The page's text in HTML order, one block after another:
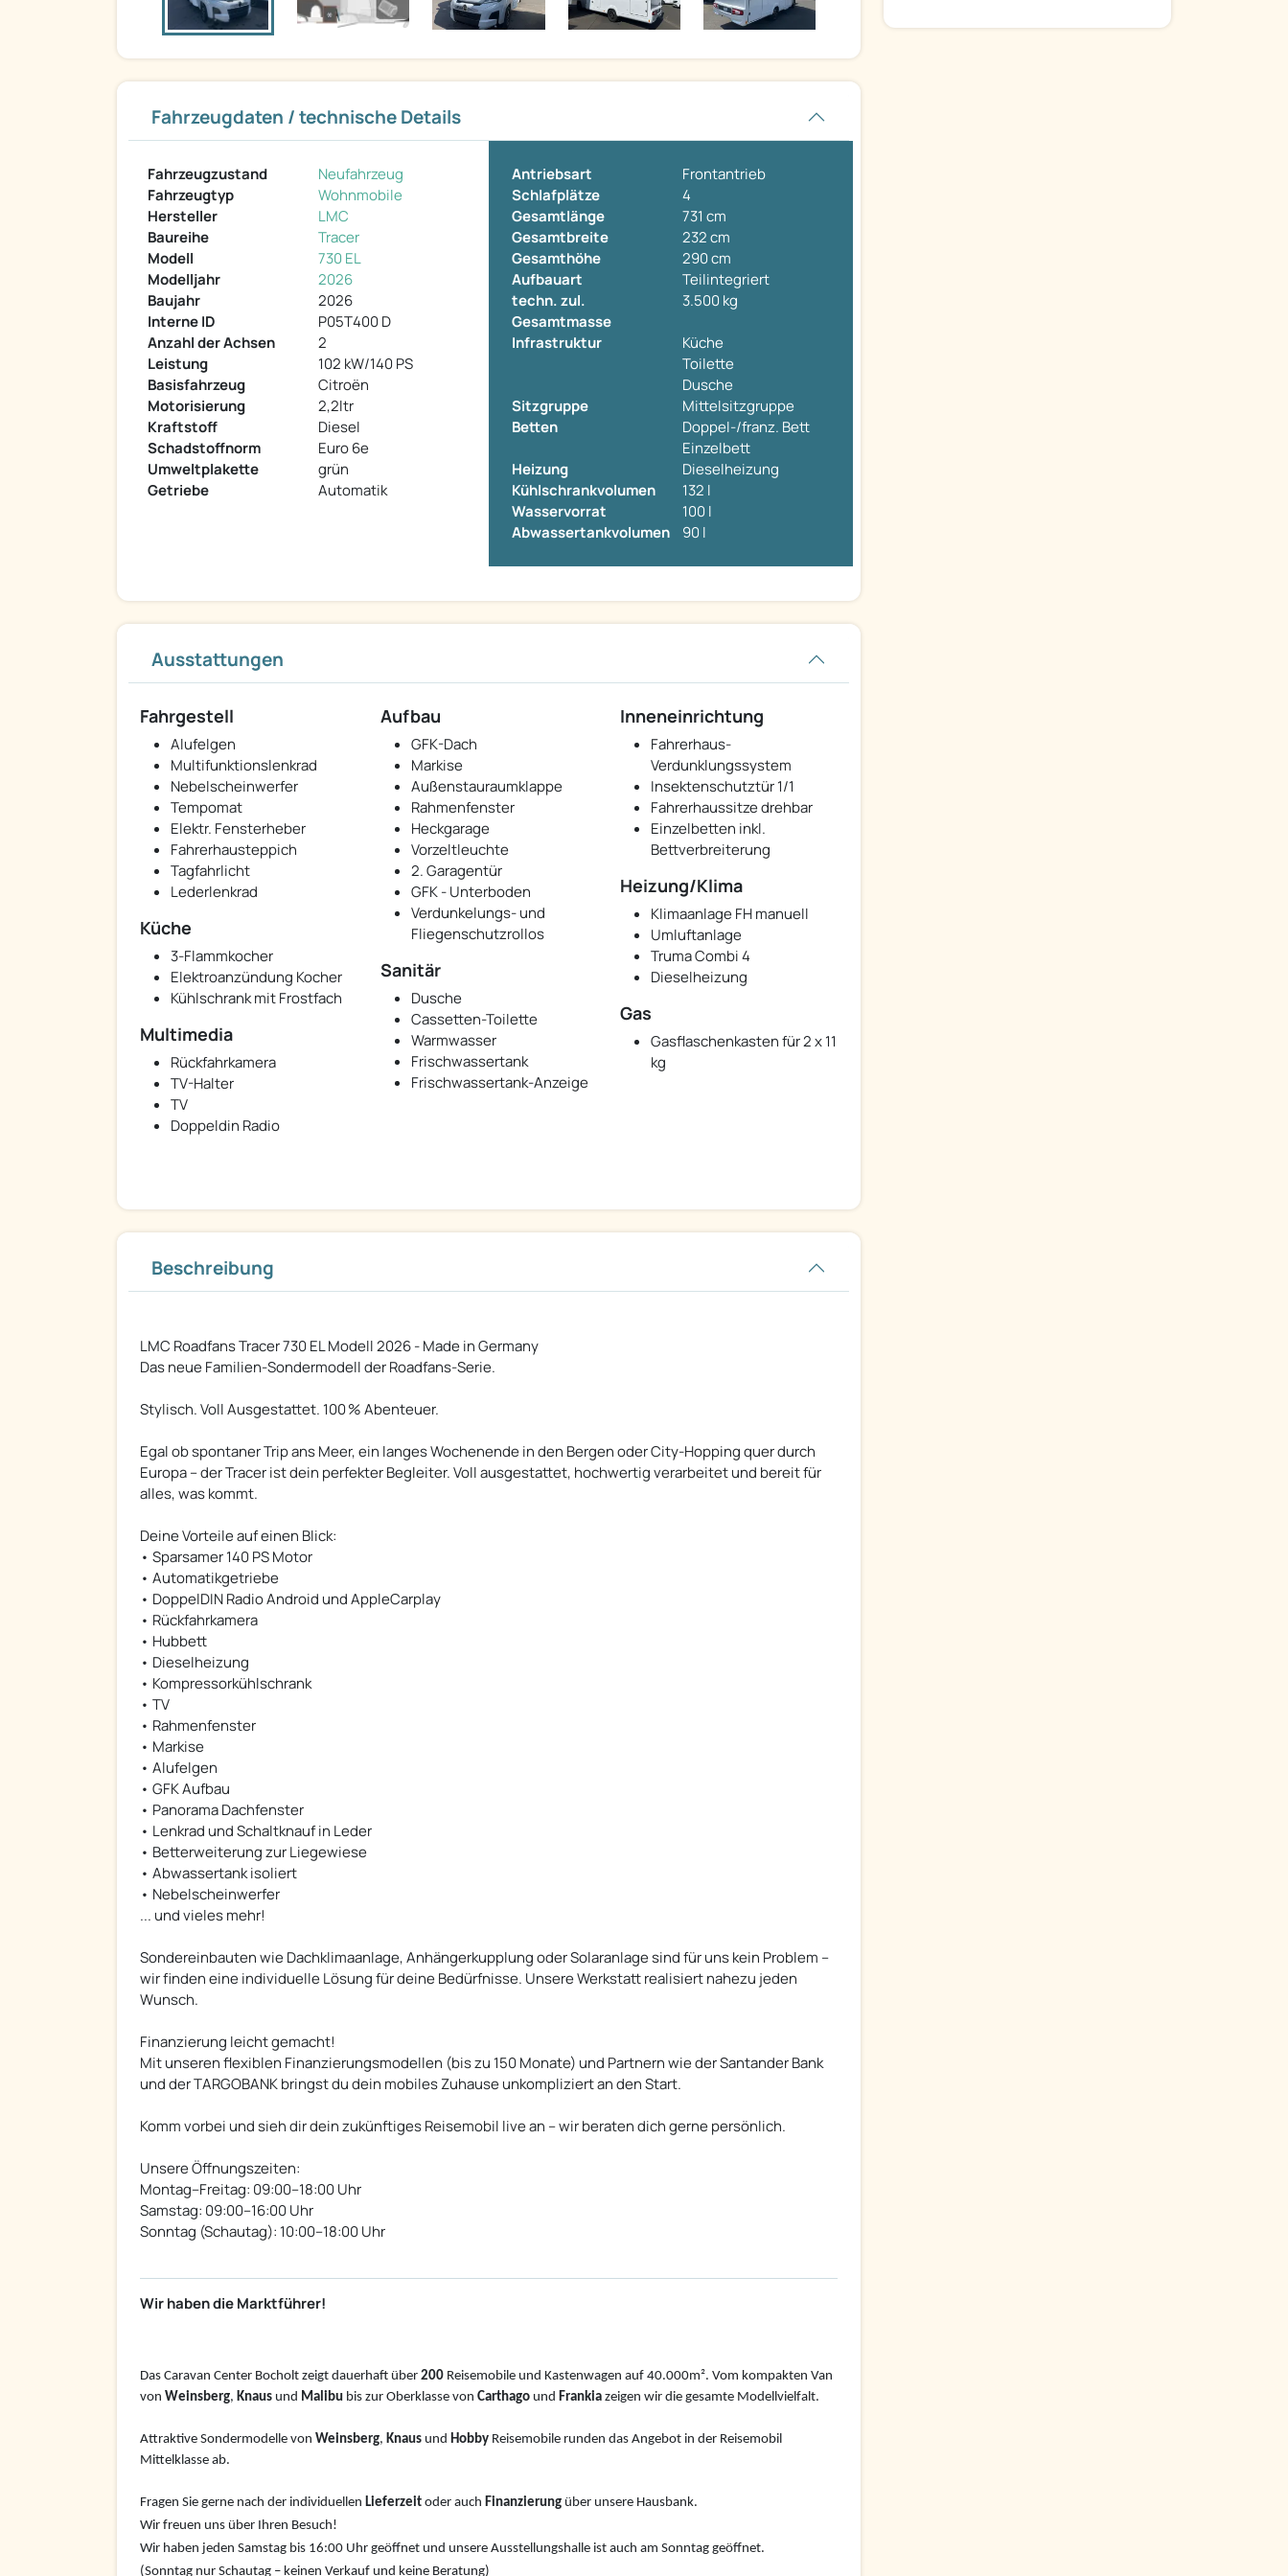
Fahrzeugdaten / technische Details
Fahrzeugzustand
Neufahrzeug
Fahrzeugtyp
Wohnmobile
Hersteller
LMC
Baureihe
Tracer
Modell
730 EL
Modelljahr
2026
Baujahr
2026
Interne ID
P05T400 D
Anzahl der Achsen
2
Leistung
102 kW/140 PS
Basisfahrzeug
Citroën
Motorisierung
2,2ltr
Kraftstoff
Diesel
Schadstoffnorm
Euro 6e
Umweltplakette
grün
Getriebe
Automatik
Antriebsart
Frontantrieb
Schlafplätze
4
Gesamtlänge
731 cm
Gesamtbreite
232 cm
Gesamthöhe
290 cm
Aufbauart
Teilintegriert
techn. zul.
Gesamtmasse
3.500 kg
Infrastruktur
Küche
Toilette
Dusche
Sitzgruppe
Mittelsitzgruppe
Betten
Doppel-/franz. Bett
Einzelbett
Heizung
Dieselheizung
Kühlschrankvolumen
132 l
Wasservorrat
100 l
Abwassertankvolumen
90 l
Ausstattungen
Fahrgestell
Alufelgen
Multifunktionslenkrad
Nebelscheinwerfer
Tempomat
Elektr. Fensterheber
Fahrerhausteppich
Tagfahrlicht
Lederlenkrad
Aufbau
GFK-Dach
Markise
Außenstauraumklappe
Rahmenfenster
Heckgarage
Vorzeltleuchte
2. Garagentür
GFK - Unterboden
Verdunkelungs- und
Fliegenschutzrollos
Inneneinrichtung
Fahrerhaus-
Verdunklungssystem
Insektenschutztür 1/1
Fahrerhaussitze drehbar
Einzelbetten inkl.
Bettverbreiterung
Heizung/Klima
Klimaanlage FH manuell
Umluftanlage
Truma Combi 4
Dieselheizung
Küche
3-Flammkocher
Elektroanzündung Kocher
Kühlschrank mit Frostfach
Sanitär
Dusche
Cassetten-Toilette
Warmwasser
Frischwassertank
Frischwassertank-Anzeige
Gas
Gasflaschenkasten für 2 x 11
kg
Multimedia
Rückfahrkamera
TV-Halter
TV
Doppeldin Radio
Beschreibung
LMC Roadfans Tracer 730 EL Modell 2026 - Made in Germany
Das neue Familien-Sondermodell der Roadfans-Serie.
Stylisch. Voll Ausgestattet. 100 % Abenteuer.
Egal ob spontaner Trip ans Meer, ein langes Wochenende in den Bergen oder City-Hopping quer durch
Europa – der Tracer ist dein perfekter Begleiter. Voll ausgestattet, hochwertig verarbeitet und bereit für
alles, was kommt.
Deine Vorteile auf einen Blick:
• Sparsamer 140 PS Motor
• Automatikgetriebe
• DoppelDIN Radio Android und AppleCarplay
• Rückfahrkamera
• Hubbett
• Dieselheizung
• Kompressorkühlschrank
• TV
• Rahmenfenster
• Markise
• Alufelgen
• GFK Aufbau
• Panorama Dachfenster
• Lenkrad und Schaltknauf in Leder
• Betterweiterung zur Liegewiese
• Abwassertank isoliert
• Nebelscheinwerfer
... und vieles mehr!
Sondereinbauten wie Dachklimaanlage, Anhängerkupplung oder Solaranlage sind für uns kein Problem –
wir finden eine individuelle Lösung für deine Bedürfnisse. Unsere Werkstatt realisiert nahezu jeden
Wunsch.
Finanzierung leicht gemacht!
Mit unseren flexiblen Finanzierungsmodellen (bis zu 150 Monate) und Partnern wie der Santander Bank
und der TARGOBANK bringst du dein mobiles Zuhause unkompliziert an den Start.
Komm vorbei und sieh dir dein zukünftiges Reisemobil live an – wir beraten dich gerne persönlich.
Unsere Öffnungszeiten:
Montag–Freitag: 09:00–18:00 Uhr
Samstag: 09:00–16:00 Uhr
Sonntag (Schautag): 10:00–18:00 Uhr
Wir haben die Marktführer!
Das Caravan Center Bocholt zeigt dauerhaft über 200 Reisemobile und Kastenwagen auf 40.000m². Vom kompakten Van
von Weinsberg, Knaus und Malibu bis zur Oberklasse von Carthago und Frankia zeigen wir die gesamte Modellvielfalt.
Attraktive Sondermodelle von Weinsberg, Knaus und Hobby Reisemobile runden das Angebot in der Reisemobil
Mittelklasse ab.
Fragen Sie gerne nach der individuellen Lieferzeit oder auch Finanzierung über unsere Hausbank.
Wir freuen uns über Ihren Besuch!
Wir haben jeden Samstag bis 16:00 Uhr geöffnet und unsere Ausstellungshalle ist auch am Sonntag geöffnet.
(Sonntag nur Schautag – keinen Verkauf und keine Beratung)